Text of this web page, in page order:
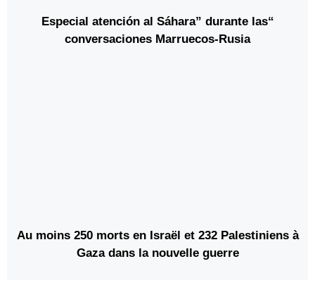
“Especial atención al Sáhara” durante las
conversaciones Marruecos-Rusia
Au moins 250 morts en Israël et 232 Palestiniens à
Gaza dans la nouvelle guerre